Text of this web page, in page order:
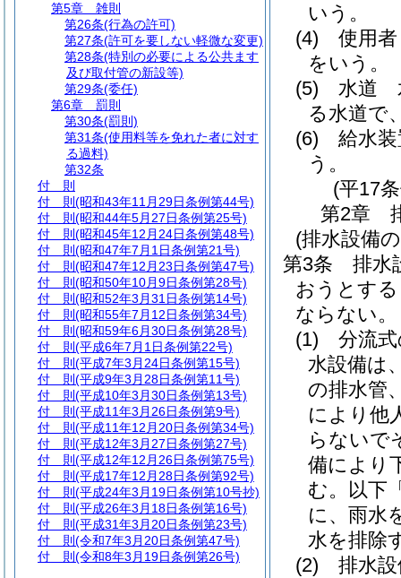
いう。
(4)
使用
をいう。
(5)
水道
る水道で
(6)
給水
う。
(平17
第2章
(排水設備
第3条
排水
おうとす
ならない。
(1)
分流
水設備は
の排水管
により他
らないで
備により
む。以下
に、雨水
水を排除
(2)
排水
第5章
雑則
第26条(行為の許可)
第27条(許可を要しない軽微な変更)
第28条(特別の必要による公共ます
及び取付管の新設等)
第29条(委任)
第6章
罰則
第30条(罰則)
第31条(使用料等を免れた者に対す
る過料)
第32条
付 則
付 則 (昭和43年11月29日条例第44号)
付 則 (昭和44年5月27日条例第25号)
付 則 (昭和45年12月24日条例第48号)
付 則 (昭和47年7月1日条例第21号)
付 則 (昭和47年12月23日条例第47号)
付 則 (昭和50年10月9日条例第28号)
付 則 (昭和52年3月31日条例第14号)
付 則 (昭和55年7月12日条例第34号)
付 則 (昭和59年6月30日条例第28号)
付 則 (平成6年7月1日条例第22号)
付 則 (平成7年3月24日条例第15号)
付 則 (平成9年3月28日条例第11号)
付 則 (平成10年3月30日条例第13号)
付 則 (平成11年3月26日条例第9号)
付 則 (平成11年12月20日条例第34号)
付 則 (平成12年3月27日条例第27号)
付 則 (平成12年12月26日条例第75号)
付 則 (平成17年12月28日条例第92号)
付 則 (平成24年3月19日条例第10号抄)
付 則 (平成26年3月18日条例第16号)
付 則 (平成31年3月20日条例第23号)
付 則 (令和7年3月20日条例第47号)
付 則 (令和8年3月19日条例第26号)